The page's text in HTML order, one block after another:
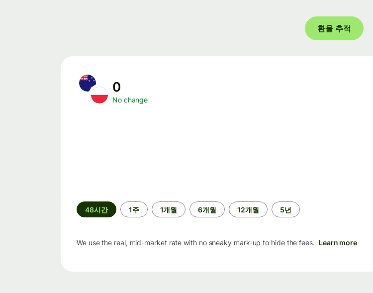
환율 추적
0
No change
기
간
48시간 1주 1개월 6개월 12개월 5년
We use the real, mid-market rate with no sneaky mark-up to hide the fees. Learn more